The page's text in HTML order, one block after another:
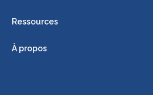
Ressources
À propos